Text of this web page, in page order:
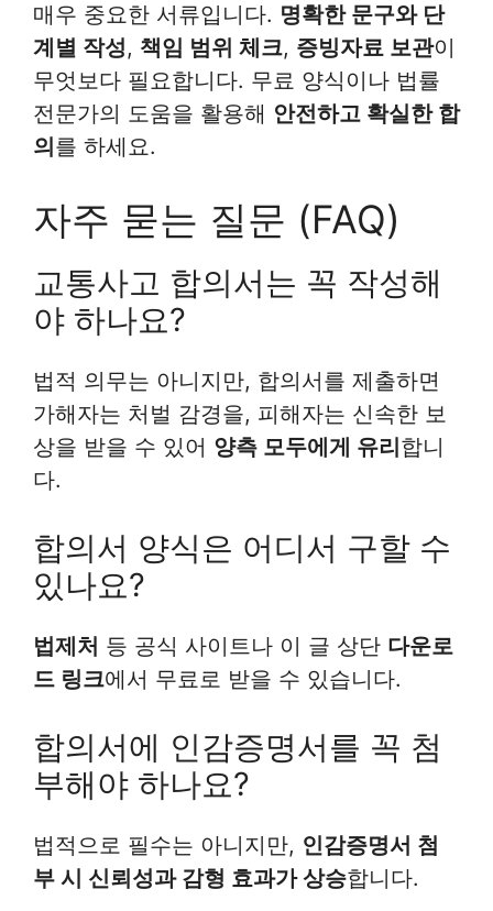
매우 중요한 서류입니다. 명확한 문구와 단
계별 작성, 책임 범위 체크, 증빙자료 보관이
무엇보다 필요합니다. 무료 양식이나 법률
전문가의 도움을 활용해 안전하고 확실한 합
의를 하세요.
자주 묻는 질문 (FAQ)
교통사고 합의서는 꼭 작성해
야 하나요?
법적 의무는 아니지만, 합의서를 제출하면
가해자는 처벌 감경을, 피해자는 신속한 보
상을 받을 수 있어 양측 모두에게 유리합니
다.
합의서 양식은 어디서 구할 수
있나요?
법제처 등 공식 사이트나 이 글 상단 다운로
드 링크에서 무료로 받을 수 있습니다.
합의서에 인감증명서를 꼭 첨
부해야 하나요?
법적으로 필수는 아니지만, 인감증명서 첨
부 시 신뢰성과 감형 효과가 상승합니다.